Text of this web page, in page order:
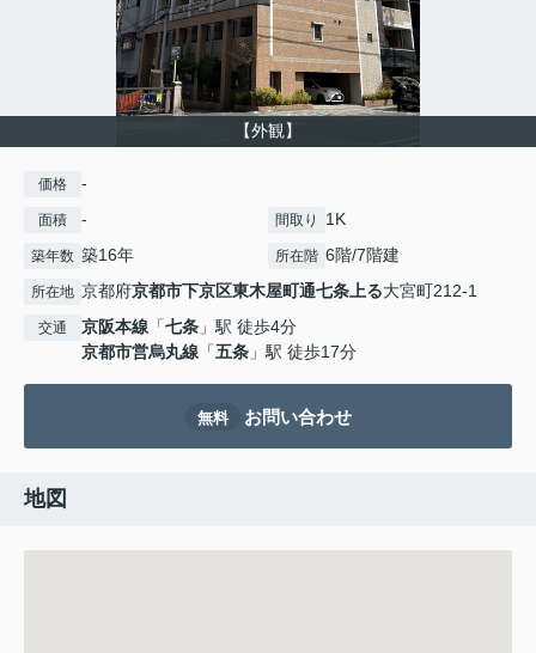
【外観】
価格 -
面積 - 間取り 1K
築年数 築16年 所在階 6階/7階建
所在地 京都府京都市下京区東木屋町通七条上る大宮町212-1
交通 京阪本線 「七条 」駅 徒歩4分
京都市営烏丸線 「五条 」駅 徒歩17分
無料 お問い合わせ
地図